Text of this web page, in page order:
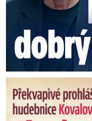
Překvapivé